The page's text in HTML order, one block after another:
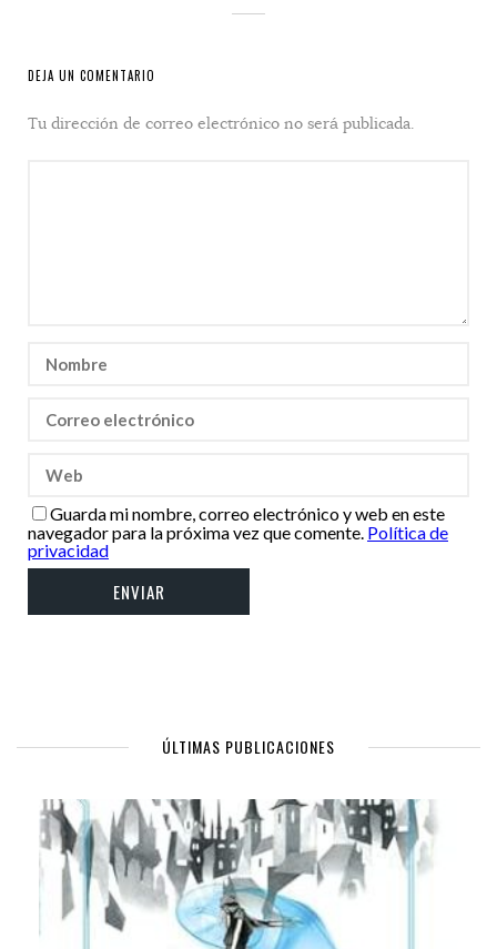
DEJA UN COMENTARIO
Tu dirección de correo electrónico no será publicada.
Guarda mi nombre, correo electrónico y web en este
navegador para la próxima vez que comente. Política de
privacidad
ÚLTIMAS PUBLICACIONES